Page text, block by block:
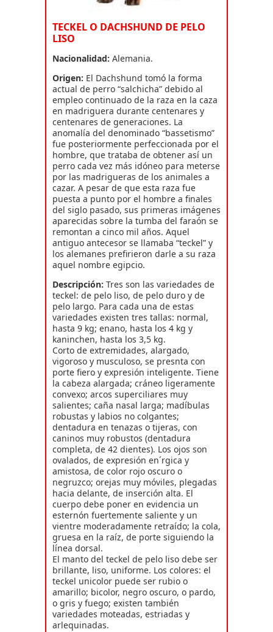
TECKEL O DACHSHUND DE PELO
LISO
Nacionalidad: Alemania.
Origen: El Dachshund tomó la forma
actual de perro “salchicha” debido al
empleo continuado de la raza en la caza
en madriguera durante centenares y
centenares de generaciones. La
anomalía del denominado “bassetismo”
fue posteriormente perfeccionada por el
hombre, que trataba de obtener así un
perro cada vez más idóneo para meterse
por las madrigueras de los animales a
cazar. A pesar de que esta raza fue
puesta a punto por el hombre a finales
del siglo pasado, sus primeras imágenes
aparecidas sobre la tumba del faraón se
remontan a cinco mil años. Aquel
antiguo antecesor se llamaba “teckel” y
los alemanes prefirieron darle a su raza
aquel nombre egipcio.
Descripción: Tres son las variedades de
teckel: de pelo liso, de pelo duro y de
pelo largo. Para cada una de estas
variedades existen tres tallas: normal,
hasta 9 kg; enano, hasta los 4 kg y
kaninchen, hasta los 3,5 kg.
Corto de extremidades, alargado,
vigoroso y musculoso, se presnta con
porte fiero y expresión inteligente. Tiene
la cabeza alargada; cráneo ligeramente
convexo; arcos superciliares muy
salientes; caña nasal larga; madíbulas
robustas y labios no colgantes;
dentadura en tenazas o tijeras, con
caninos muy robustos (dentadura
completa, de 42 dientes). Los ojos son
ovalados, de expresión en´rgica y
amistosa, de color rojo oscuro o
negruzco; orejas muy móviles, plegadas
hacia delante, de inserción alta. El
cuerpo debe poner en evidencia un
esternón fuertemente saliente y un
vientre moderadamente retraído; la cola,
gruesa en la raíz, de porte siguiendo la
línea dorsal.
El manto del teckel de pelo liso debe ser
brillante, liso, uniforme. Los colores: el
teckel unicolor puede ser rubio o
amarillo; bicolor, negro oscuro, o pardo,
o gris y fuego; existen también
variedades moteadas, estriadas y
arlequinadas.